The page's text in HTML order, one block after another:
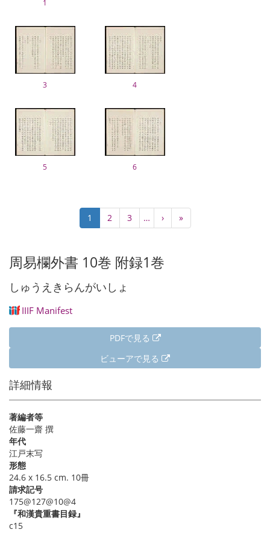
1
3 4
5 6
カ
レ
ペ
ジ
1 Page
2 Page
3 …
次
ペ
›
最
終
»
周易欄外書 10巻 附録1巻
しゅうえきらんがいしょ
IIIF Manifest
PDFで見る
ビューアで見る
詳細情報
著編者等
佐藤一齋 撰
年代
江戸末写
形態
24.6 x 16.5 cm. 10冊
請求記号
175@127@10@4
『和漢貴重書目録』
c15